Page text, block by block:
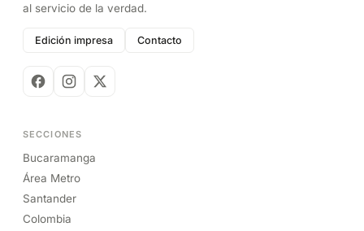
al servicio de la verdad.
Edición impresa Contacto
SECCIONES
Bucaramanga
Área Metro
Santander
Colombia